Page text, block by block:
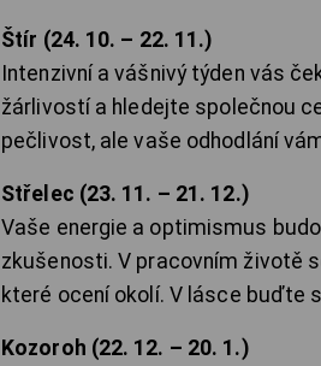
Štír (24. 10. – 22. 11.)
Intenzivní a vášnivý týden vás
žárlivostí a hledejte společnou
pečlivost, ale vaše odhodlání
Střelec (23. 11. – 21. 12.)
Vaše energie a optimismus
zkušenosti. V pracovním životě
které ocení okolí. V lásce buďte
Kozoroh (22. 12. – 20. 1.)